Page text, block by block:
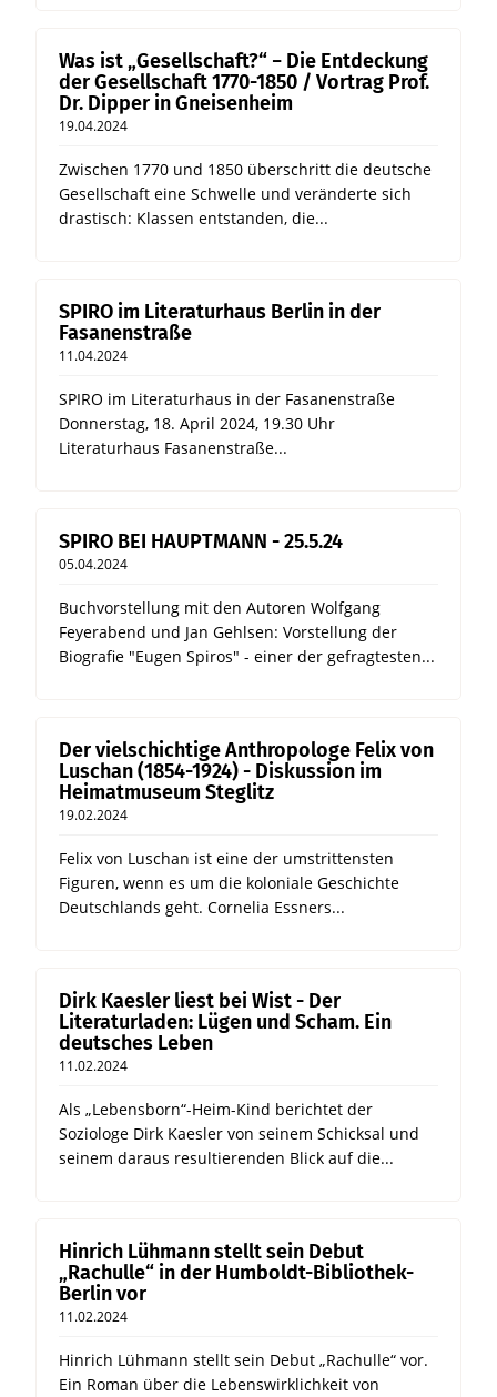
Was ist „Gesellschaft?“ − Die Entdeckung
der Gesellschaft 1770-1850 / Vortrag Prof.
Dr. Dipper in Gneisenheim
19.04.2024
Zwischen 1770 und 1850 überschritt die deutsche
Gesellschaft eine Schwelle und veränderte sich
drastisch: Klassen entstanden, die...
SPIRO im Literaturhaus Berlin in der
Fasanenstraße
11.04.2024
SPIRO im Literaturhaus in der Fasanenstraße
Donnerstag, 18. April 2024, 19.30 Uhr
Literaturhaus Fasanenstraße...
SPIRO BEI HAUPTMANN - 25.5.24
05.04.2024
Buchvorstellung mit den Autoren Wolfgang
Feyerabend und Jan Gehlsen: Vorstellung der
Biografie "Eugen Spiros" - einer der gefragtesten...
Der vielschichtige Anthropologe Felix von
Luschan (1854-1924) - Diskussion im
Heimatmuseum Steglitz
19.02.2024
Felix von Luschan ist eine der umstrittensten
Figuren, wenn es um die koloniale Geschichte
Deutschlands geht. Cornelia Essners...
Dirk Kaesler liest bei Wist - Der
Literaturladen: Lügen und Scham. Ein
deutsches Leben
11.02.2024
Als „Lebensborn“-Heim-Kind berichtet der
Soziologe Dirk Kaesler von seinem Schicksal und
seinem daraus resultierenden Blick auf die...
Hinrich Lühmann stellt sein Debut
„Rachulle“ in der Humboldt-Bibliothek-
Berlin vor
11.02.2024
Hinrich Lühmann stellt sein Debut „Rachulle“ vor.
Ein Roman über die Lebenswirklichkeit von